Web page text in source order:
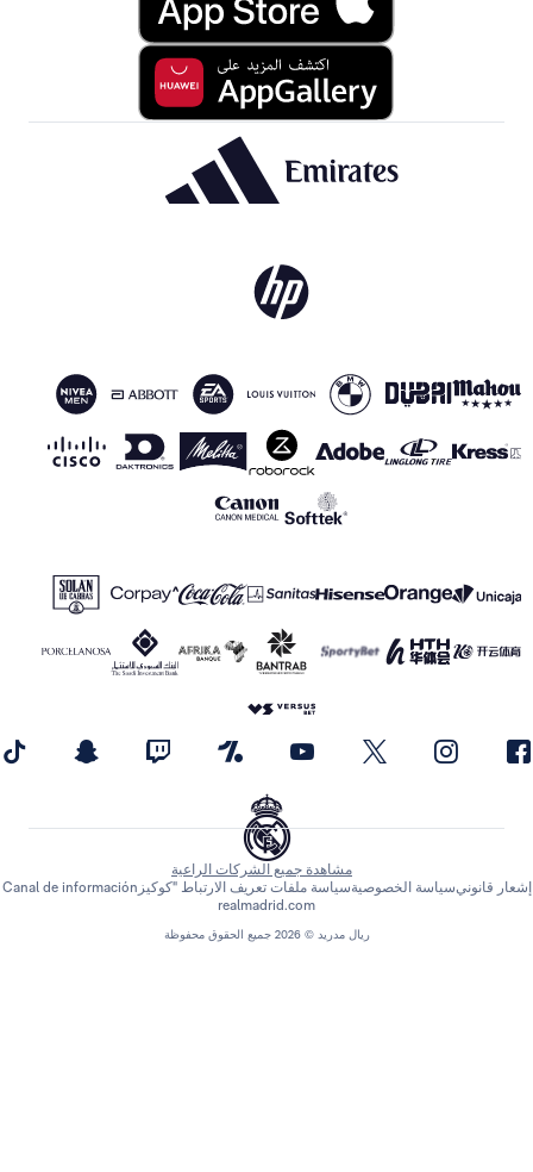
مشاهدة جميع الشركات الراعية
الخصوصيةسياسة ملفات تعريف الارتباط "كوكيز Canal de información
realmadrid.com